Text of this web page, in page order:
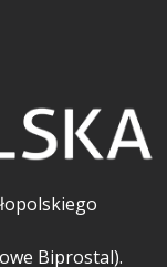
Biprostal).